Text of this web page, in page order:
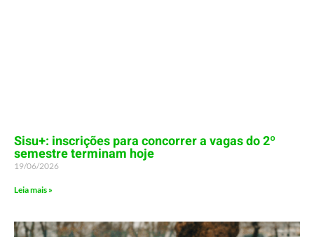
Sisu+: inscrições para concorrer a vagas do 2º
semestre terminam hoje
19/06/2026
Leia mais »